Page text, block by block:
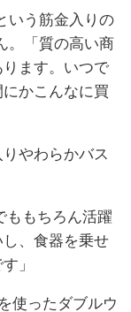
いう筋金入りの
。「質の高い商
ます。いつで
かこんなに買
やわらかバス
ももちろん活躍
、食器を乗せ
」
使ったダブルウ